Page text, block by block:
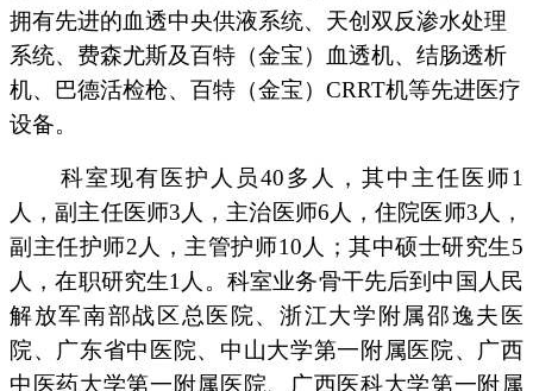
拥有先进的血透中央供液系统、天创双反渗水处理
系统、费森尤斯及百特（金宝）血透机、结肠透析
机、巴德活检枪、百特（金宝）CRRT机等先进医疗
设备。
科室现有医护人员40多人，其中主任医师1
人，副主任医师3人，主治医师6人，住院医师3人，
副主任护师2人，主管护师10人；其中硕士研究生5
人，在职研究生1人。科室业务骨干先后到中国人民
解放军南部战区总医院、浙江大学附属邵逸夫医
院、广东省中医院、中山大学第一附属医院、广西
中医药大学第一附属医院、广西医科大学第一附属